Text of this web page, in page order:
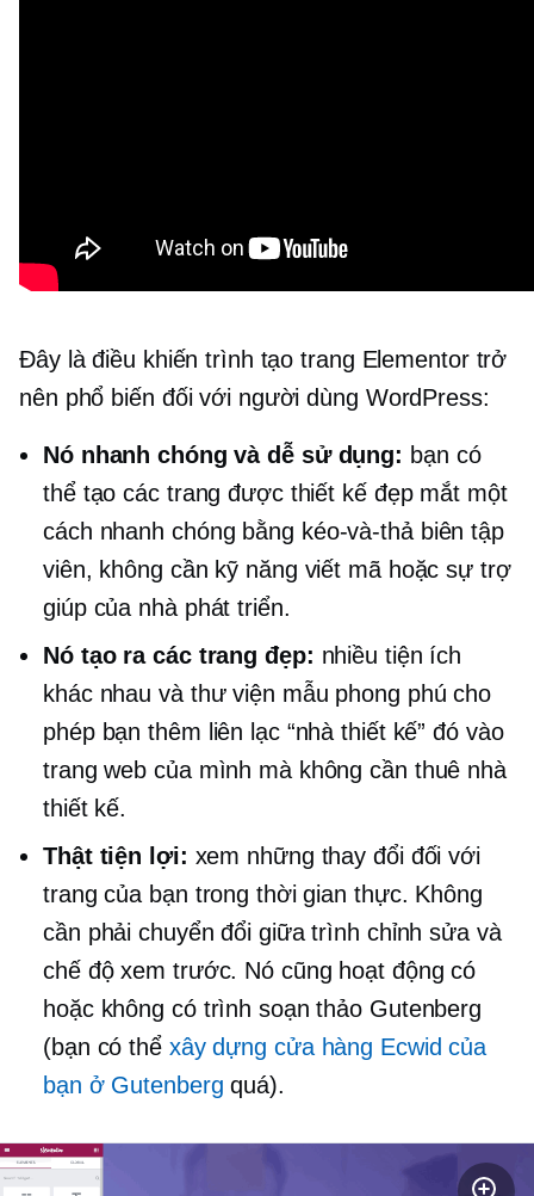
Đây là điều khiến trình tạo trang Elementor trở
nên phổ biến đối với người dùng WordPress:
Nó nhanh chóng và dễ sử dụng: bạn có
thể tạo các trang được thiết kế đẹp mắt một
cách nhanh chóng bằng kéo-và-thảbiên tập
viên, không cần kỹ năng viết mã hoặc sự trợ
giúp của nhà phát triển.
Nó tạo ra các trang đẹp: nhiều tiện ích
khác nhau và thư viện mẫu phong phú cho
phép bạn thêm liên lạc “nhà thiết kế” đó vào
trang web của mình mà không cần thuê nhà
thiết kế.
Thật tiện lợi: xem những thay đổi đối với
trang của bạn trong thời gian thực. Không
cần phải chuyển đổi giữa trình chỉnh sửa và
chế độ xem trước. Nó cũng hoạt động có
hoặc không có trình soạn thảo Gutenberg
(bạn có thể xây dựng cửa hàng Ecwid của
bạn ở Gutenberg quá).